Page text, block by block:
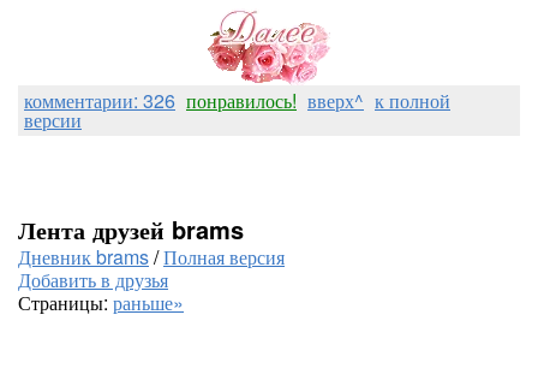
комментарии: 326 понравилось! вверх^ к полной
версии
Лента друзей brams
Дневник brams/Полная версия
Добавить в друзья
Страницы: раньше»